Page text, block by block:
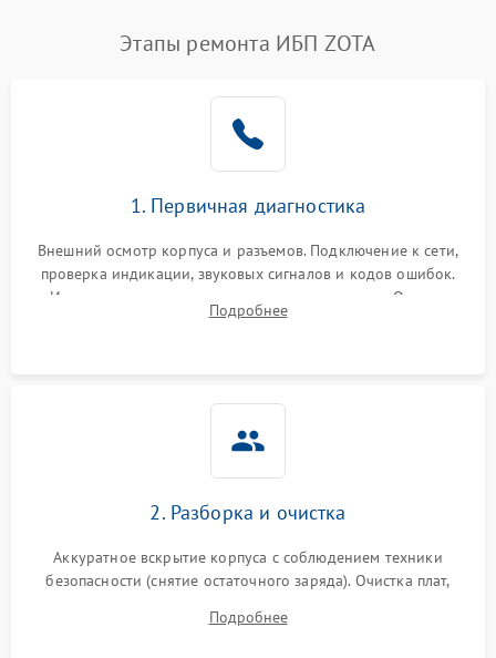
Этапы ремонта ИБП ZOTA
1. Первичная диагностика
Внешний осмотр корпуса и разъемов. Подключение к сети,
проверка индикации, звуковых сигналов и кодов ошибок.
Измерение входного и выходного напряжения. Оценка
реакции ИБП на отключение основного питания без
Подробнее
2. Разборка и очистка
Аккуратное вскрытие корпуса с соблюдением техники
безопасности (снятие остаточного заряда). Очистка плат,
и кистей для предотвращения перегрева и замыканий.
Подробнее